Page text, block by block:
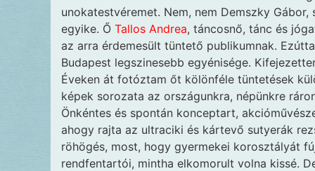
unokatestvéremet. Nem, nem Demszky
egyike. Ő Tallos Andrea, táncosnő, tánc és
az arra érdemesült tüntető publikumnak.
Budapest legszinesebb egyénisége.
Éveken át fotóztam őt kölönféle tüntetések
képek sorozata az országunkra, népünkre
Önkéntes és spontán konceptart,
ahogy rajta az ultraciki és kártevő sutyerák
röhögés, most, hogy gyermekei korosztályát
rendfentartói, mintha elkomorult volna kissé.